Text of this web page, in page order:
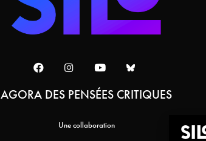
AGORA DES PENSÉES CRITIQUES
Une collaboration